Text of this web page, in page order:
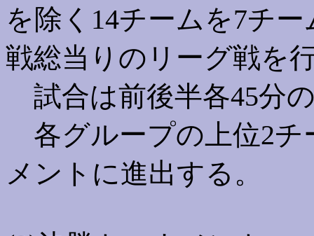
を除く14チームを7チ
戦総当りのリーグ戦を
試合は前後半各45分
各グループの上位2チ
メントに進出する。